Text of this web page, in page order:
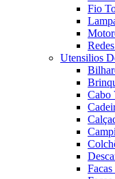
Fio
Utensilios
Cabo